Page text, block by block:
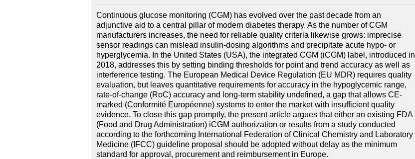
Continuous glucose monitoring (CGM) has evolved over the past decade from an
adjunctive aid to a central pillar of modern diabetes therapy. As the number of CGM
manufacturers increases, the need for reliable quality criteria likewise grows: imprecise
sensor readings can mislead insulin-dosing algorithms and precipitate acute hypo- or
hyperglycemia. In the United States (USA), the integrated CGM (iCGM) label, introduced in
2018, addresses this by setting binding thresholds for point and trend accuracy as well as
interference testing. The European Medical Device Regulation (EU MDR) requires quality
evaluation, but leaves quantitative requirements for accuracy in the hypoglycemic range,
rate-of-change (RoC) accuracy and long-term stability undefined, a gap that allows CE-
marked (Conformité Européenne) systems to enter the market with insufficient quality
evidence. To close this gap promptly, the present article argues that either an existing FDA
(Food and Drug Administration) iCGM authorization or results from a study conducted
according to the forthcoming International Federation of Clinical Chemistry and Laboratory
Medicine (IFCC) guideline proposal should be adopted without delay as the minimum
standard for approval, procurement and reimbursement in Europe.